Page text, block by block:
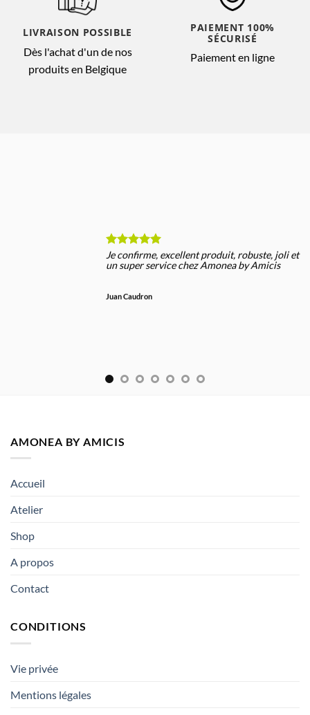
LIVRAISON POSSIBLE
Dès l'achat d'un de nos
produits en Belgique
PAIEMENT 100%
SÉCURISÉ
Paiement en ligne
Je confirme, excellent produit, robuste, joli et
un super service chez Amonea by Amicis
Juan Caudron
AMONEA BY AMICIS
Accueil
Atelier
Shop
A propos
Contact
CONDITIONS
Vie privée
Mentions légales